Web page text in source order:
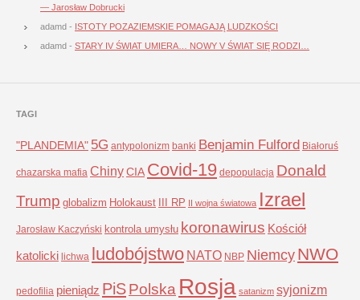
— Jarosław Dobrucki
adamd - ISTOTY POZAZIEMSKIE POMAGAJĄ LUDZKOŚCI
adamd - STARY IV ŚWIAT UMIERA… NOWY V ŚWIAT SIĘ RODZI…
TAGI
"PLANDEMIA" 5G antypolonizm banki Benjamin Fulford Białoruś
chazarska mafia ChinyCIA Covid-19 depopulacja Donald
Trump globalizm Holokaust III RP II wojna światowa Izrael
Jarosław Kaczyński kontrola umysłu koronawirus Kościół
katolicki lichwa ludobójstwo NATO NBP NiemcyNWO
pedofilia pieniądz PiSPolska Rosja satanizm syjonizm